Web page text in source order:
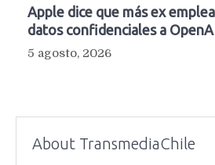
Apple dice que más ex
datos confidenciales a
5 agosto, 2026
About TransmediaChile